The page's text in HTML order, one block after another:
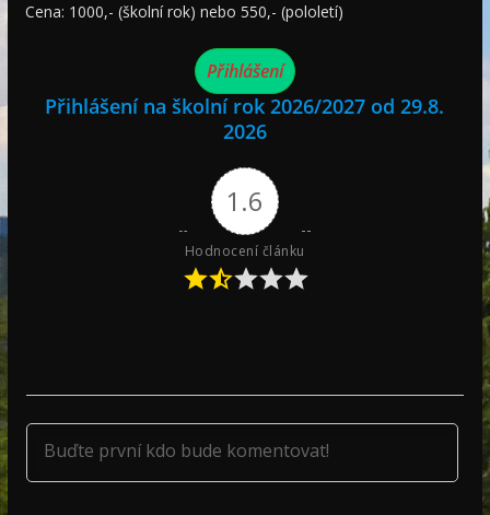
Cena: 1000,- (školní rok) nebo 550,- (pololetí)
Přihlášení
Přihlášení na školní rok 2026/2027 od 29.8.
2026
1.6
Hodnocení článku